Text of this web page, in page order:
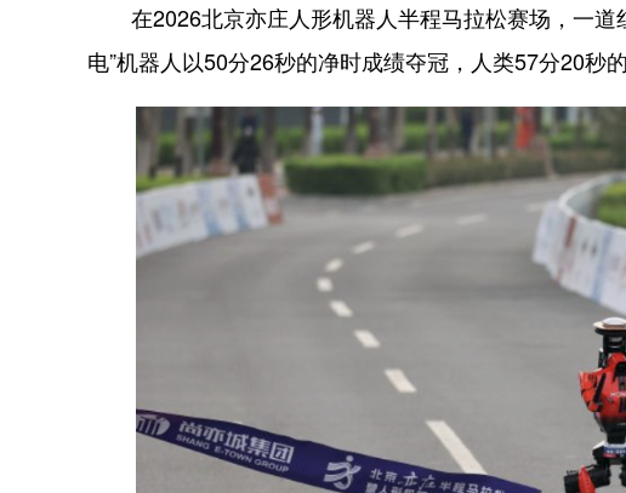
在2026北京亦庄人形机器人半程马拉松赛场，一道
电”机器人以50分26秒的净时成绩夺冠，人类57分20秒